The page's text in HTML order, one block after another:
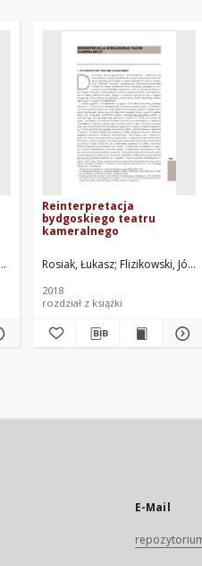
Red. nauk. Pawłowski,
Flizikowski, Józef. Red. Rzepecki,
Reinterpretacja
bydgoskiego teatru
kameralnego
Rosiak, Łukasz Flizikowski,
2018
rozdział z książki
E-Mail